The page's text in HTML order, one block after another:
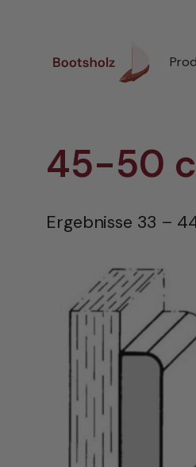
45-50
Ergebnisse 33 –